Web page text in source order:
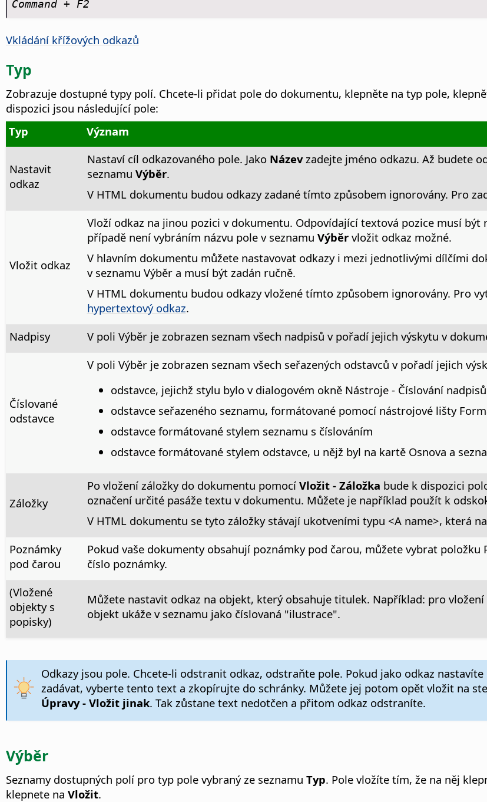
Command+ F2
Vkládání křížových odkazů
Typ
Zobrazuje dostupné typy polí. Chcete-li přidat pole do dokumentu, klepněte na typ pole,
dispozici jsou následující pole:
Typ
Význam
Nastavit
odkaz
Nastaví cíl odkazovaného pole. Jako Názevzadejte jméno odkazu. Až budete
seznamu Výběr.
V HTML dokumentu budou odkazy zadané tímto způsobem ignorovány. Pro
Vložit odkaz
Vloží odkaz na jinou pozici v dokumentu. Odpovídající textová pozice musí
případě není vybráním názvu pole v seznamu Výběrvložit odkaz možné.
V hlavním dokumentu můžete nastavovat odkazy i mezi jednotlivými dílčími
v seznamu Výběr a musí být zadán ručně.
V HTML dokumentu budou odkazy vložené tímto způsobem ignorovány. Pro
hypertextový odkaz.
Nadpisy
V poli Výběr je zobrazen seznam všech nadpisů v pořadí jejich výskytu v
Číslované
odstavce
V poli Výběr je zobrazen seznam všech seřazených odstavců v pořadí jejich
odstavce, jejichž stylu bylo v dialogovém okně Nástroje - Číslování
odstavce seřazeného seznamu, formátované pomocí nástrojové lišty
odstavce formátované stylem seznamu s číslováním
odstavce formátované stylem odstavce, u nějž byl na kartě Osnova a
Záložky
Po vložení záložky do dokumentu pomocí Vložit - Záložka bude k dispozici
označení určité pasáže textu v dokumentu. Můžete je například použít k
V HTML dokumentu se tyto záložky stávají ukotveními typu <A name>, která
Poznámky
pod čarou
Pokud vaše dokumenty obsahují poznámky pod čarou, můžete vybrat
číslo poznámky.
(Vložené
objekty s
popisky)
Můžete nastavit odkaz na objekt, který obsahuje titulek. Například: pro
objekt ukáže v seznamu jako číslovaná "ilustrace".
Odkazy jsou pole. Chcete-li odstranit odkaz, odstraňte pole. Pokud jako odkaz
zadávat, vyberte tento text a zkopírujte do schránky. Můžete jej potom opět vložit na
Úpravy - Vložit jinak. Tak zůstane text nedotčen a přitom odkaz odstraníte.
Výběr
Seznamy dostupných polí pro typ pole vybraný ze seznamu Typ. Pole vložíte tím, že na něj
klepnete na Vložit.